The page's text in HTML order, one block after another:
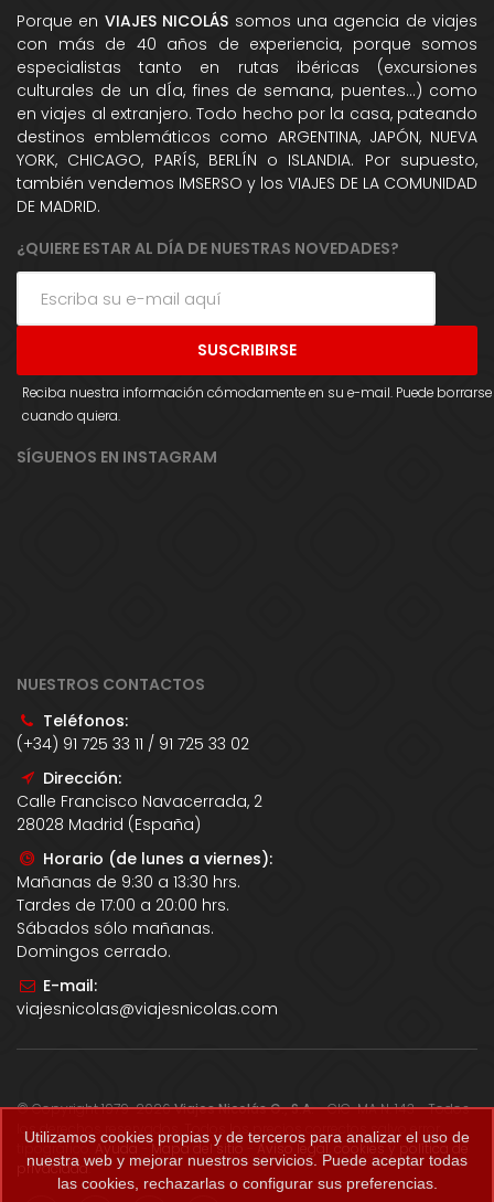
Porque en VIAJES NICOLÁS somos una agencia de viajes
con más de 40 años de experiencia, porque somos
especialistas tanto en rutas ibéricas (excursiones
culturales de un dÍa, fines de semana, puentes...) como
en viajes al extranjero. Todo hecho por la casa, pateando
destinos emblemáticos como ARGENTINA, JAPÓN, NUEVA
YORK, CHICAGO, PARÍS, BERLÍN o ISLANDIA. Por supuesto,
también vendemos IMSERSO y los VIAJES DE LA COMUNIDAD
DE MADRID.
¿QUIERE ESTAR AL DÍA DE NUESTRAS NOVEDADES?
Reciba nuestra información cómodamente en su e-mail. Puede borrarse
cuando quiera.
SÍGUENOS EN INSTAGRAM
NUESTROS CONTACTOS
Teléfonos:
(+34) 91 725 33 11 / 91 725 33 02
Dirección:
Calle Francisco Navacerrada, 2
28028 Madrid (España)
Horario (de lunes a viernes):
Mañanas de 9:30 a 13:30 hrs.
Tardes de 17:00 a 20:00 hrs.
Sábados sólo mañanas.
Domingos cerrado.
E-mail:
viajesnicolas@viajesnicolas.com
© Copyright 1979-2026Viajes Nicolás G., S.A.- CIC-MA N. 143 - Todos
los derechos reservados. Todos los precios correctos salvo error
tipográfico. Ayuda-Mapa del sitio -Aviso legal, cookies y política de
privacidad.
Utilizamos cookies propias y de terceros para analizar el uso de
nuestra web y mejorar nuestros servicios. Puede aceptar todas
las cookies, rechazarlas o configurar sus preferencias.